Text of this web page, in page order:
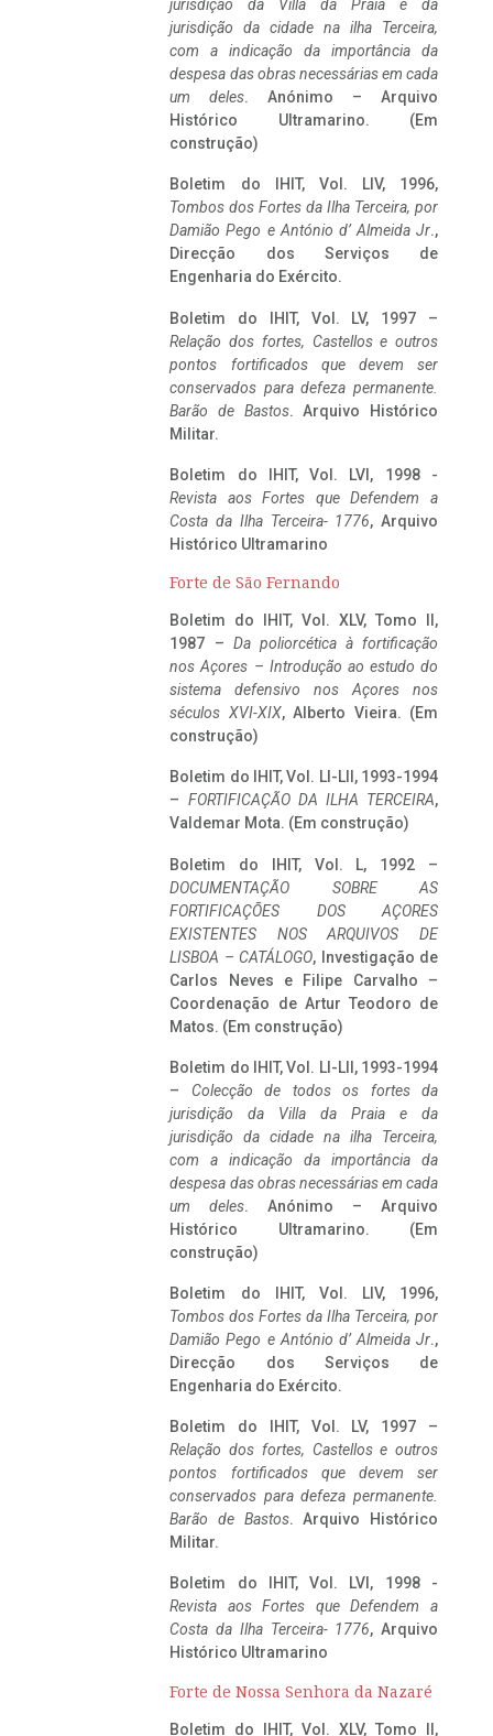
jurisdição da Villa da Praia e da
jurisdição da cidade na ilha Terceira,
com a indicação da importância da
despesa das obras necessárias em cada
um deles. Anónimo – Arquivo
Histórico Ultramarino. (Em
construção)
Boletim do IHIT, Vol. LIV, 1996,
Tombos dos Fortes da Ilha Terceira, por
Damião Pego e António d’ Almeida Jr.,
Direcção dos Serviços de
Engenharia do Exército.
Boletim do IHIT, Vol. LV, 1997 –
Relação dos fortes, Castellos e outros
pontos fortificados que devem ser
conservados para defeza permanente.
Barão de Bastos. Arquivo Histórico
Militar.
Boletim do IHIT, Vol. LVI, 1998 -
Revista aos Fortes que Defendem a
Costa da Ilha Terceira- 1776, Arquivo
Histórico Ultramarino
Forte de São Fernando
Boletim do IHIT, Vol. XLV, Tomo II,
1987 – Da poliorcética à fortificação
nos Açores – Introdução ao estudo do
sistema defensivo nos Açores nos
séculos XVI-XIX, Alberto Vieira. (Em
construção)
Boletim do IHIT, Vol. LI-LII, 1993-1994
– FORTIFICAÇÃO DA ILHA TERCEIRA,
Valdemar Mota. (Em construção)
Boletim do IHIT, Vol. L, 1992 –
DOCUMENTAÇÃO SOBRE AS
FORTIFICAÇÕES DOS AÇORES
EXISTENTES NOS ARQUIVOS DE
LISBOA – CATÁLOGO, Investigação de
Carlos Neves e Filipe Carvalho –
Coordenação de Artur Teodoro de
Matos. (Em construção)
Boletim do IHIT, Vol. LI-LII, 1993-1994
– Colecção de todos os fortes da
jurisdição da Villa da Praia e da
jurisdição da cidade na ilha Terceira,
com a indicação da importância da
despesa das obras necessárias em cada
um deles. Anónimo – Arquivo
Histórico Ultramarino. (Em
construção)
Boletim do IHIT, Vol. LIV, 1996,
Tombos dos Fortes da Ilha Terceira, por
Damião Pego e António d’ Almeida Jr.,
Direcção dos Serviços de
Engenharia do Exército.
Boletim do IHIT, Vol. LV, 1997 –
Relação dos fortes, Castellos e outros
pontos fortificados que devem ser
conservados para defeza permanente.
Barão de Bastos. Arquivo Histórico
Militar.
Boletim do IHIT, Vol. LVI, 1998 -
Revista aos Fortes que Defendem a
Costa da Ilha Terceira- 1776, Arquivo
Histórico Ultramarino
Forte de Nossa Senhora da Nazaré
Boletim do IHIT, Vol. XLV, Tomo II,